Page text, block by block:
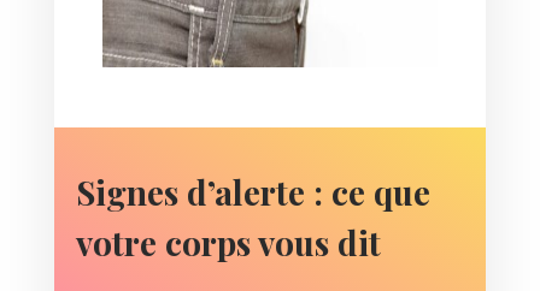
Signes d’alerte : ce que
votre corps vous dit